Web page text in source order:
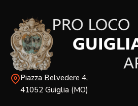
Piazza Belvedere 4,
41052 Guiglia (MO)